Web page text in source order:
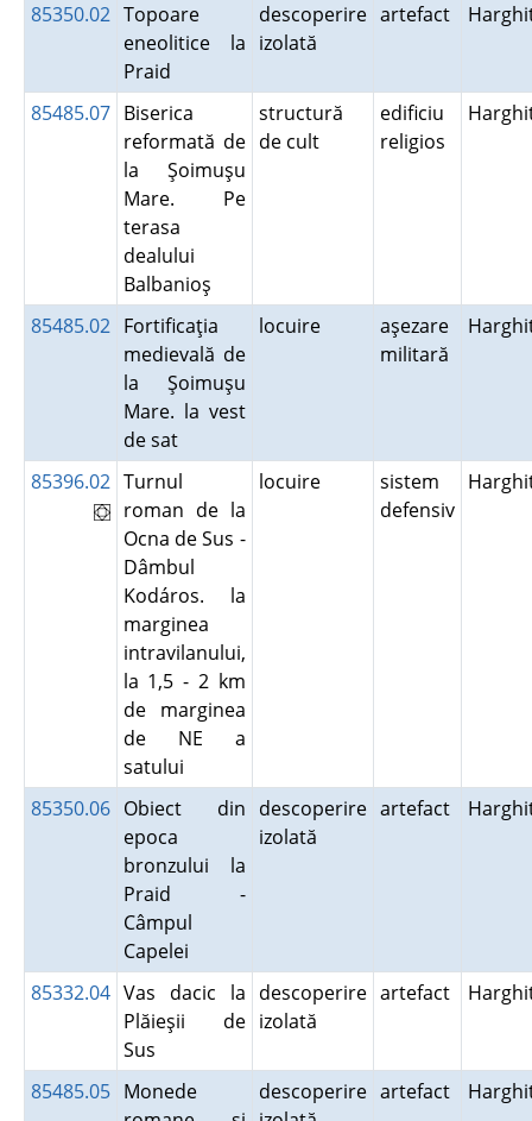
85350.02 Topoare
eneolitice la
Praid
descoperire
izolată
artefact
85485.07 Biserica
reformată de
la Şoimuşu
Mare. Pe
terasa
dealului
Balbanioş
structură
de cult
edificiu
religios
85485.02 Fortificaţia
medievală de
la Şoimuşu
Mare. la vest
de sat
locuire
aşezare
militară
85396.02 Turnul
roman de la
Ocna de Sus -
Dâmbul
Kodáros. la
marginea
intravilanului,
la 1,5 - 2 km
de marginea
de NE a
satului
locuire
sistem
defensiv
85350.06 Obiect din
epoca
bronzului la
Praid -
Câmpul
Capelei
descoperire
izolată
artefact
85332.04 Vas dacic la
Plăieşii de
Sus
descoperire
izolată
artefact
85485.05 Monede
descoperire artefact